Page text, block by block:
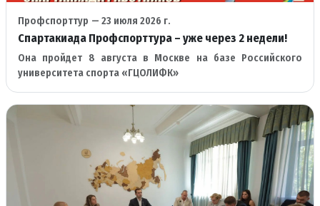
Профспорттур — 23 июля 2026 г.
Спартакиада Профспорттура – уже через 2 недели!
Она пройдет 8 августа в Москве на базе Российского
университета спорта «ГЦОЛИФК»